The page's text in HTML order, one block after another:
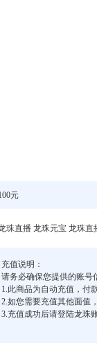
元
珠直播 龙珠元宝 龙珠直
充值说明：
请务必确保您提供的账号
1.此商品为自动充值，付
2.如您需要充值其他面值
3.充值成功后请登陆龙珠